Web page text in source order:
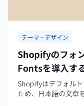
テーマ・デザイン
Shopifyのフォ
Fontsを導入す
Shopifyはデフォル
ため、日本語の文章